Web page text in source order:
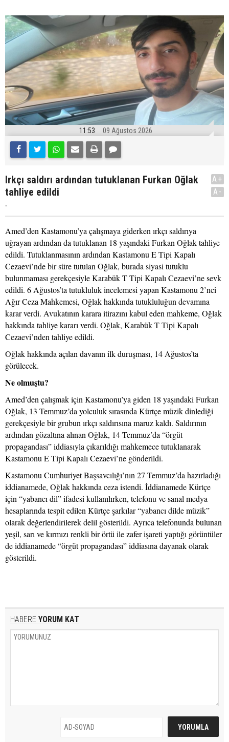
11:53 09 Ağustos 2026
Irkçı saldırı ardından tutuklanan Furkan Oğlak
tahliye edildi
.
A+
A-
Amed’den Kastamonu’ya çalışmaya giderken ırkçı saldırıya
uğrayan ardından da tutuklanan 18 yaşındaki Furkan Oğlak tahliye
edildi. Tutuklanmasının ardından Kastamonu E Tipi Kapalı
Cezaevi’nde bir süre tutulan Oğlak, burada siyasi tutuklu
bulunmaması gerekçesiyle Karabük T Tipi Kapalı Cezaevi’ne sevk
edildi. 6 Ağustos’ta tutukluluk incelemesi yapan Kastamonu 2’nci
Ağır Ceza Mahkemesi, Oğlak hakkında tutukluluğun devamına
karar verdi. Avukatının karara itirazını kabul eden mahkeme, Oğlak
hakkında tahliye kararı verdi. Oğlak, Karabük T Tipi Kapalı
Cezaevi’nden tahliye edildi.
Oğlak hakkında açılan davanın ilk duruşması, 14 Ağustos’ta
görülecek.
Ne olmuştu?
Amed’den çalışmak için Kastamonu’ya giden 18 yaşındaki Furkan
Oğlak, 13 Temmuz’da yolculuk sırasında Kürtçe müzik dinlediği
gerekçesiyle bir grubun ırkçı saldırısına maruz kaldı. Saldırının
ardından gözaltına alınan Oğlak, 14 Temmuz’da “örgüt
propagandası” iddiasıyla çıkarıldığı mahkemece tutuklanarak
Kastamonu E Tipi Kapalı Cezaevi’ne gönderildi.
Kastamonu Cumhuriyet Başsavcılığı’nın 27 Temmuz’da hazırladığı
iddianamede, Oğlak hakkında ceza istendi. İddianamede Kürtçe
için “yabancı dil” ifadesi kullanılırken, telefonu ve sanal medya
hesaplarında tespit edilen Kürtçe şarkılar “yabancı dilde müzik”
olarak değerlendirilerek delil gösterildi. Ayrıca telefonunda bulunan
yeşil, sarı ve kırmızı renkli bir örtü ile zafer işareti yaptığı görüntüler
de iddianamede “örgüt propagandası” iddiasına dayanak olarak
gösterildi.
HABERE YORUM KAT